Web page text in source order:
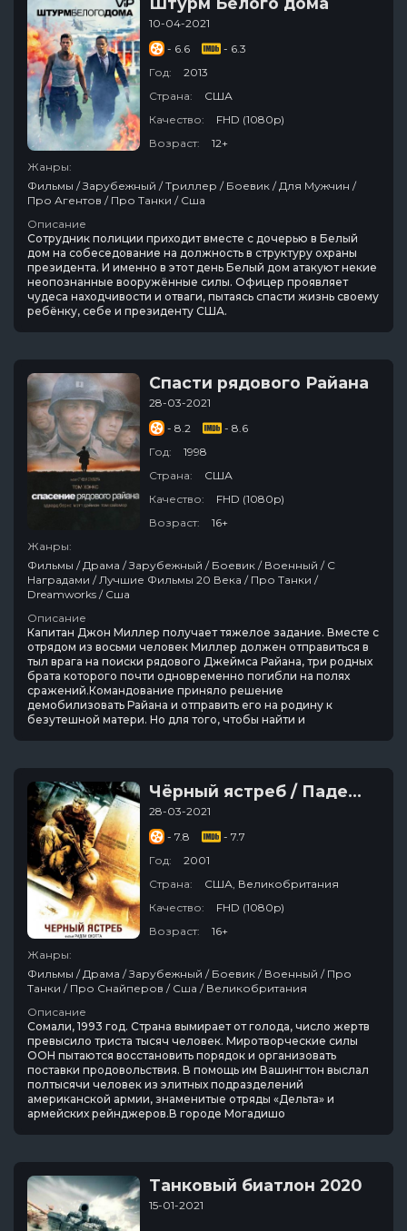
10-04-2021
- 6.6
- 6.3
Год:
2013
Страна:
США
Качество:
FHD (1080p)
Возраст:
12+
Жанры:
Фильмы / Зарубежный / Триллер / Боевик / Для Мужчин /
Про Агентов / Про Танки / Сша
Описание
Сотрудник полиции приходит вместе с дочерью в Белый
дом на собеседование на должность в структуру охраны
президента. И именно в этот день Белый дом атакуют некие
неопознанные вооружённые силы. Офицер проявляет
чудеса находчивости и отваги, пытаясь спасти жизнь своему
ребёнку, себе и президенту США.
Спасти рядового Райана
28-03-2021
- 8.2
- 8.6
Год:
1998
Страна:
США
Качество:
FHD (1080p)
Возраст:
16+
Жанры:
Фильмы / Драма / Зарубежный / Боевик / Военный / С
Наградами / Лучшие Фильмы 20 Века / Про Танки /
Dreamworks / Сша
Описание
Капитан Джон Миллер получает тяжелое задание. Вместе с
отрядом из восьми человек Миллер должен отправиться в
тыл врага на поиски рядового Джеймса Райана, три родных
брата которого почти одновременно погибли на полях
сражений.Командование приняло решение
демобилизовать Райана и отправить его на родину к
безутешной матери. Но для того, чтобы найти и
Чёрный ястреб / Падение чёрного ястреба
28-03-2021
- 7.8
- 7.7
Год:
2001
Страна:
США, Великобритания
Качество:
FHD (1080p)
Возраст:
16+
Жанры:
Фильмы / Драма / Зарубежный / Боевик / Военный / Про
Танки / Про Снайперов / Сша / Великобритания
Описание
Сомали, 1993 год. Страна вымирает от голода, число жертв
превысило триста тысяч человек. Миротворческие силы
ООН пытаются восстановить порядок и организовать
поставки продовольствия. В помощь им Вашингтон выслал
полтысячи человек из элитных подразделений
американской армии, знаменитые отряды «Дельта» и
армейских рейнджеров.В городе Могадишо
Танковый биатлон 2020
15-01-2021